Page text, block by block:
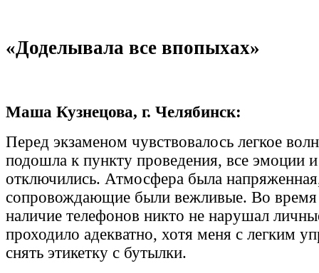
«Доделывала все впопыхах»
Маша Кузнецова, г. Челябинск:
Перед экзаменом чувствовалось легкое
подошла к пункту проведения, все эмоции и
отключились. Атмосфера была
сопровождающие были вежливые. Во время
наличие телефонов никто не нарушал
проходило адекватно, хотя меня с легким
снять этикетку с бутылки.